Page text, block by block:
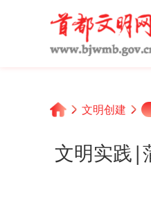
文明创建
文明实践|